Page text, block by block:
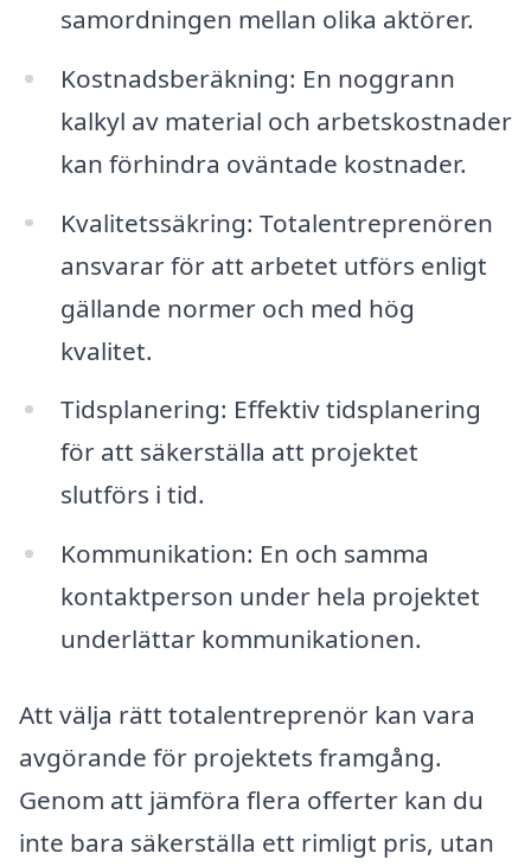
samordningen mellan olika aktörer.
Kostnadsberäkning: En noggrann
kalkyl av material och arbetskostnader
kan förhindra oväntade kostnader.
Kvalitetssäkring: Totalentreprenören
ansvarar för att arbetet utförs enligt
gällande normer och med hög
kvalitet.
Tidsplanering: Effektiv tidsplanering
för att säkerställa att projektet
slutförs i tid.
Kommunikation: En och samma
kontaktperson under hela projektet
underlättar kommunikationen.
Att välja rätt totalentreprenör kan vara
avgörande för projektets framgång.
Genom att jämföra flera offerter kan du
inte bara säkerställa ett rimligt pris, utan